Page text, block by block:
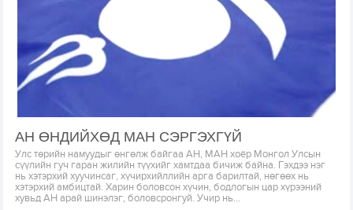
АН ӨНДИЙХӨД МАН СЭРГЭХГҮЙ
Улс төрийн намуудыг өнгөлж байгаа АН, МАН хоёр Монгол Улсын
сүүлийн гуч гаран жилийн түүхийг хамтдаа бичиж байна. Гэхдээ нэг
нь хэтэрхий хуучинсаг, хүчирхийллийн арга барилтай, нөгөөх нь
хэтэрхий амбицтай. Харин боловсон хүчин, бодлогын цар хүрээний
хувьд АН арай шинэлэг, боловсронгуй. Учир нь...